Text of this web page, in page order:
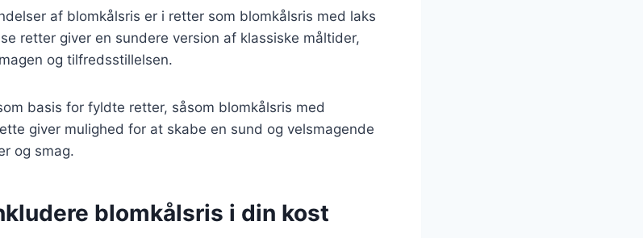
af blomkålsris er i retter som blomkålsris med laks
retter giver en sundere version af klassiske måltider,
og tilfredsstillelsen.
basis for fyldte retter, såsom blomkålsris med
giver mulighed for at skabe en sund og velsmagende
og smag.
blomkålsris i din kost